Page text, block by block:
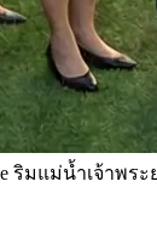
ริมแม่น้ำเจ้าพร